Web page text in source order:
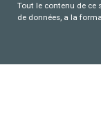
Tout le contenu de ce
de données, a la